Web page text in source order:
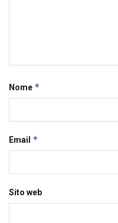
Nome *
Email *
Sito web